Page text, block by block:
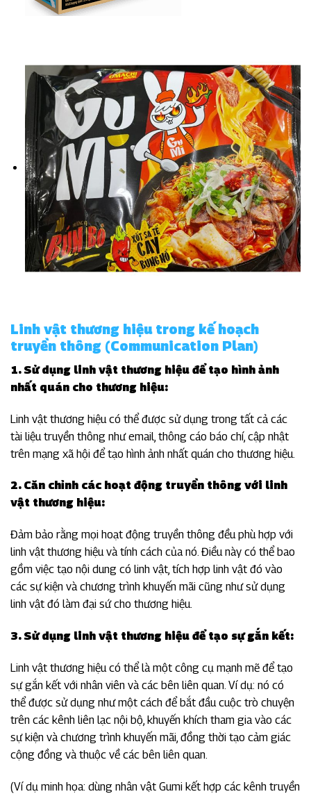
Linh vật thương hiệu trong kế hoạch
truyền thông (Communication Plan)
1. Sử dụng linh vật thương hiệu để tạo hình ảnh
nhất quán cho thương hiệu:
Linh vật thương hiệu có thể được sử dụng trong tất cả các
tài liệu truyền thông như email, thông cáo báo chí, cập nhật
trên mạng xã hội để tạo hình ảnh nhất quán cho thương hiệu.
2. Căn chỉnh các hoạt động truyền thông với linh
vật thương hiệu:
Đảm bảo rằng mọi hoạt động truyền thông đều phù hợp với
linh vật thương hiệu và tính cách của nó. Điều này có thể bao
gồm việc tạo nội dung có linh vật, tích hợp linh vật đó vào
các sự kiện và chương trình khuyến mãi cũng như sử dụng
linh vật đó làm đại sứ cho thương hiệu.
3. Sử dụng linh vật thương hiệu để tạo sự gắn kết:
Linh vật thương hiệu có thể là một công cụ mạnh mẽ để tạo
sự gắn kết với nhân viên và các bên liên quan. Ví dụ: nó có
thể được sử dụng như một cách để bắt đầu cuộc trò chuyện
trên các kênh liên lạc nội bộ, khuyến khích tham gia vào các
sự kiện và chương trình khuyến mãi, đồng thời tạo cảm giác
cộng đồng và thuộc về các bên liên quan.
(Ví dụ minh họa: dùng nhân vật Gumi kết hợp các kênh truyền